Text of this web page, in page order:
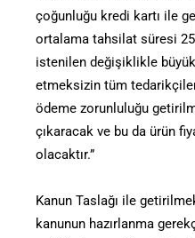
çoğunluğu kredi kartı ile
ortalama tahsilat süresi
istenilen değişiklikle
etmeksizin tüm
ödeme zorunluluğu
çıkaracak ve bu da ürün
olacaktır.”
Kanun Taslağı ile
kanunun hazırlanma